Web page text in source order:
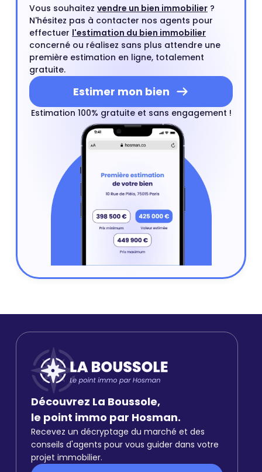
Vous souhaitez vendre un bien immobilier ?
N'hésitez pas à contacter nos agents pour
effectuer l'estimation du bien immobilier
concerné ou réalisez sans plus attendre une
première estimation en ligne, totalement
gratuite.
Estimer mon bien
Estimation 100% gratuite et sans engagement !
Découvrez La Boussole,
le point immo par Hosman.
Recevez un décryptage du marché et des
conseils d'agents pour vous guider dans votre
projet immobilier.